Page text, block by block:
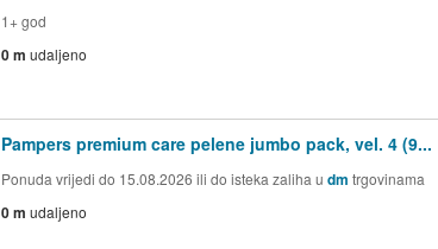
1+ god
0 m udaljeno
Pampers premium care pelene jumbo pack, vel. 4 (9...
Ponuda vrijedi do 15.08.2026 ili do isteka zaliha u dm trgovinama
0 m udaljeno